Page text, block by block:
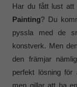
Har du fått lust att
Painting? Du
pyssla med de
konstverk. Men
den främjar
perfekt lösning för